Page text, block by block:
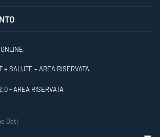
e SALUTE – AREA RISERVATA
- AREA RISERVATA
Dati